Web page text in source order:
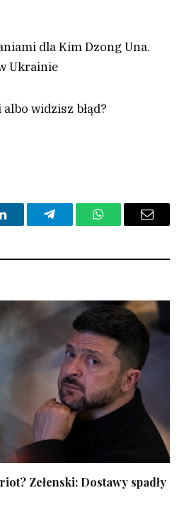
dla Kim Dzong Una.
Ukrainie
widzisz błąd?
LinkedInTelegramWhatsAppEmail
Zełenski: Dostawy spadły